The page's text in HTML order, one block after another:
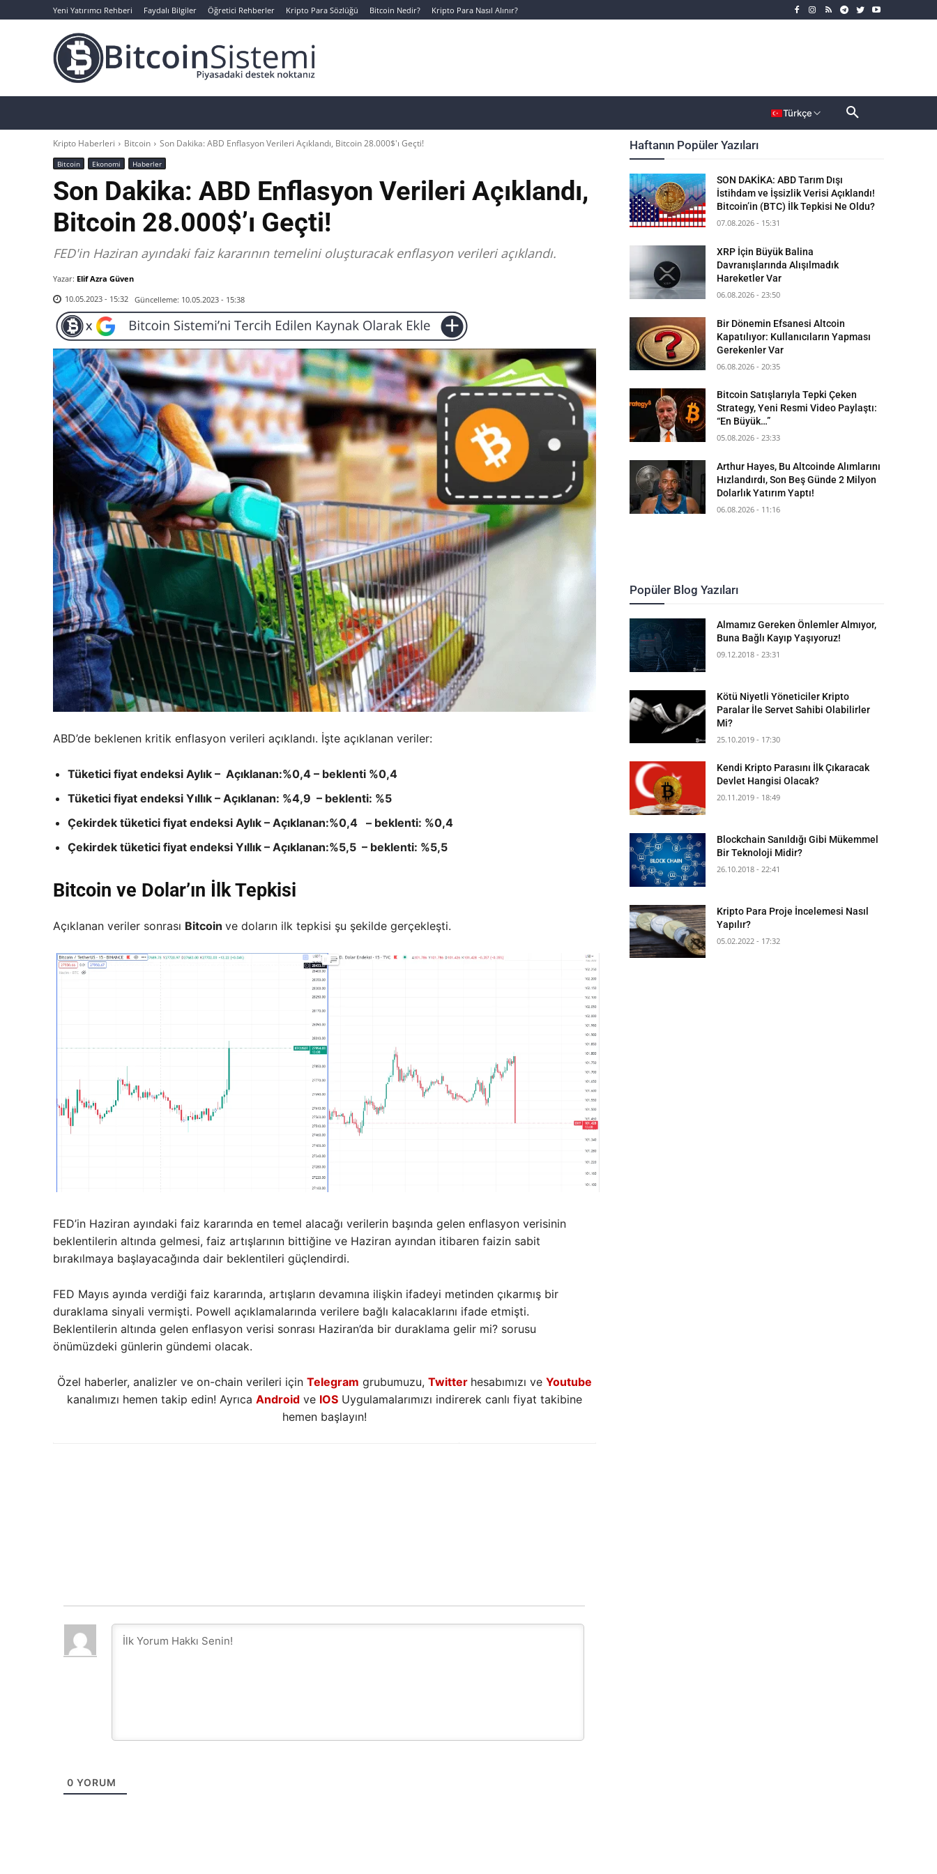
Yeni Yatırımcı Rehberi Faydalı Bilgiler Öğretici Rehberler Kripto Para Sözlüğü Bitcoin Nedir? Kripto Para Nasıl Alınır?
Türkçe
Kripto Haberleri Bitcoin Son Dakika: ABD Enflasyon Verileri Açıklandı, Bitcoin 28.000$'ı Geçti!
Bitcoin Ekonomi Haberler
Son Dakika: ABD Enflasyon Verileri Açıklandı,
Bitcoin 28.000$’ı Geçti!
FED'in Haziran ayındaki faiz kararının temelini oluşturacak enflasyon verileri açıklandı.
Yazar: Elif Azra Güven
10.05.2023 - 15:32 Güncelleme: 10.05.2023 - 15:38
ABD’de beklenen kritik enflasyon verileri açıklandı. İşte açıklanan veriler:
Tüketici fiyat endeksi Aylık – Açıklanan:%0,4 – beklenti %0,4
Tüketici fiyat endeksi Yıllık – Açıklanan: %4,9 – beklenti: %5
Çekirdek tüketici fiyat endeksi Aylık – Açıklanan:%0,4 – beklenti: %0,4
Çekirdek tüketici fiyat endeksi Yıllık – Açıklanan:%5,5 – beklenti: %5,5
Bitcoin ve Dolar’ın İlk Tepkisi
Açıklanan veriler sonrası Bitcoin ve doların ilk tepkisi şu şekilde gerçekleşti.
FED’in Haziran ayındaki faiz kararında en temel alacağı verilerin başında gelen enflasyon verisinin
beklentilerin altında gelmesi, faiz artışlarının bittiğine ve Haziran ayından itibaren faizin sabit
bırakılmaya başlayacağında dair beklentileri güçlendirdi.
FED Mayıs ayında verdiği faiz kararında, artışların devamına ilişkin ifadeyi metinden çıkarmış bir
duraklama sinyali vermişti. Powell açıklamalarında verilere bağlı kalacaklarını ifade etmişti.
Beklentilerin altında gelen enflasyon verisi sonrası Haziran’da bir duraklama gelir mi? sorusu
önümüzdeki günlerin gündemi olacak.
Özel haberler, analizler ve on-chain verileri için Telegram grubumuzu, Twitter hesabımızı ve Youtube
kanalımızı hemen takip edin! Ayrıca Androidve IOSUygulamalarımızı indirerek canlı fiyat takibine
hemen başlayın!
0 YORUM
Haftanın Popüler Yazıları
SON DAKİKA: ABD Tarım Dışı
İstihdam ve İşsizlik Verisi Açıklandı!
Bitcoin’in (BTC) İlk Tepkisi Ne Oldu?
07.08.2026 - 15:31
XRP İçin Büyük Balina
Davranışlarında Alışılmadık
Hareketler Var
06.08.2026 - 23:50
Bir Dönemin Efsanesi Altcoin
Kapatılıyor: Kullanıcıların Yapması
Gerekenler Var
06.08.2026 - 20:35
Bitcoin Satışlarıyla Tepki Çeken
Strategy, Yeni Resmi Video Paylaştı:
“En Büyük…”
05.08.2026 - 23:33
Arthur Hayes, Bu Altcoinde Alımlarını
Hızlandırdı, Son Beş Günde 2 Milyon
Dolarlık Yatırım Yaptı!
06.08.2026 - 11:16
Popüler Blog Yazıları
Almamız Gereken Önlemler Almıyor,
Buna Bağlı Kayıp Yaşıyoruz!
09.12.2018 - 23:31
Kötü Niyetli Yöneticiler Kripto
Paralar İle Servet Sahibi Olabilirler
Mi?
25.10.2019 - 17:30
Kendi Kripto Parasını İlk Çıkaracak
Devlet Hangisi Olacak?
20.11.2019 - 18:49
Blockchain Sanıldığı Gibi Mükemmel
Bir Teknoloji Midir?
26.10.2018 - 22:41
Kripto Para Proje İncelemesi Nasıl
Yapılır?
05.02.2022 - 17:32